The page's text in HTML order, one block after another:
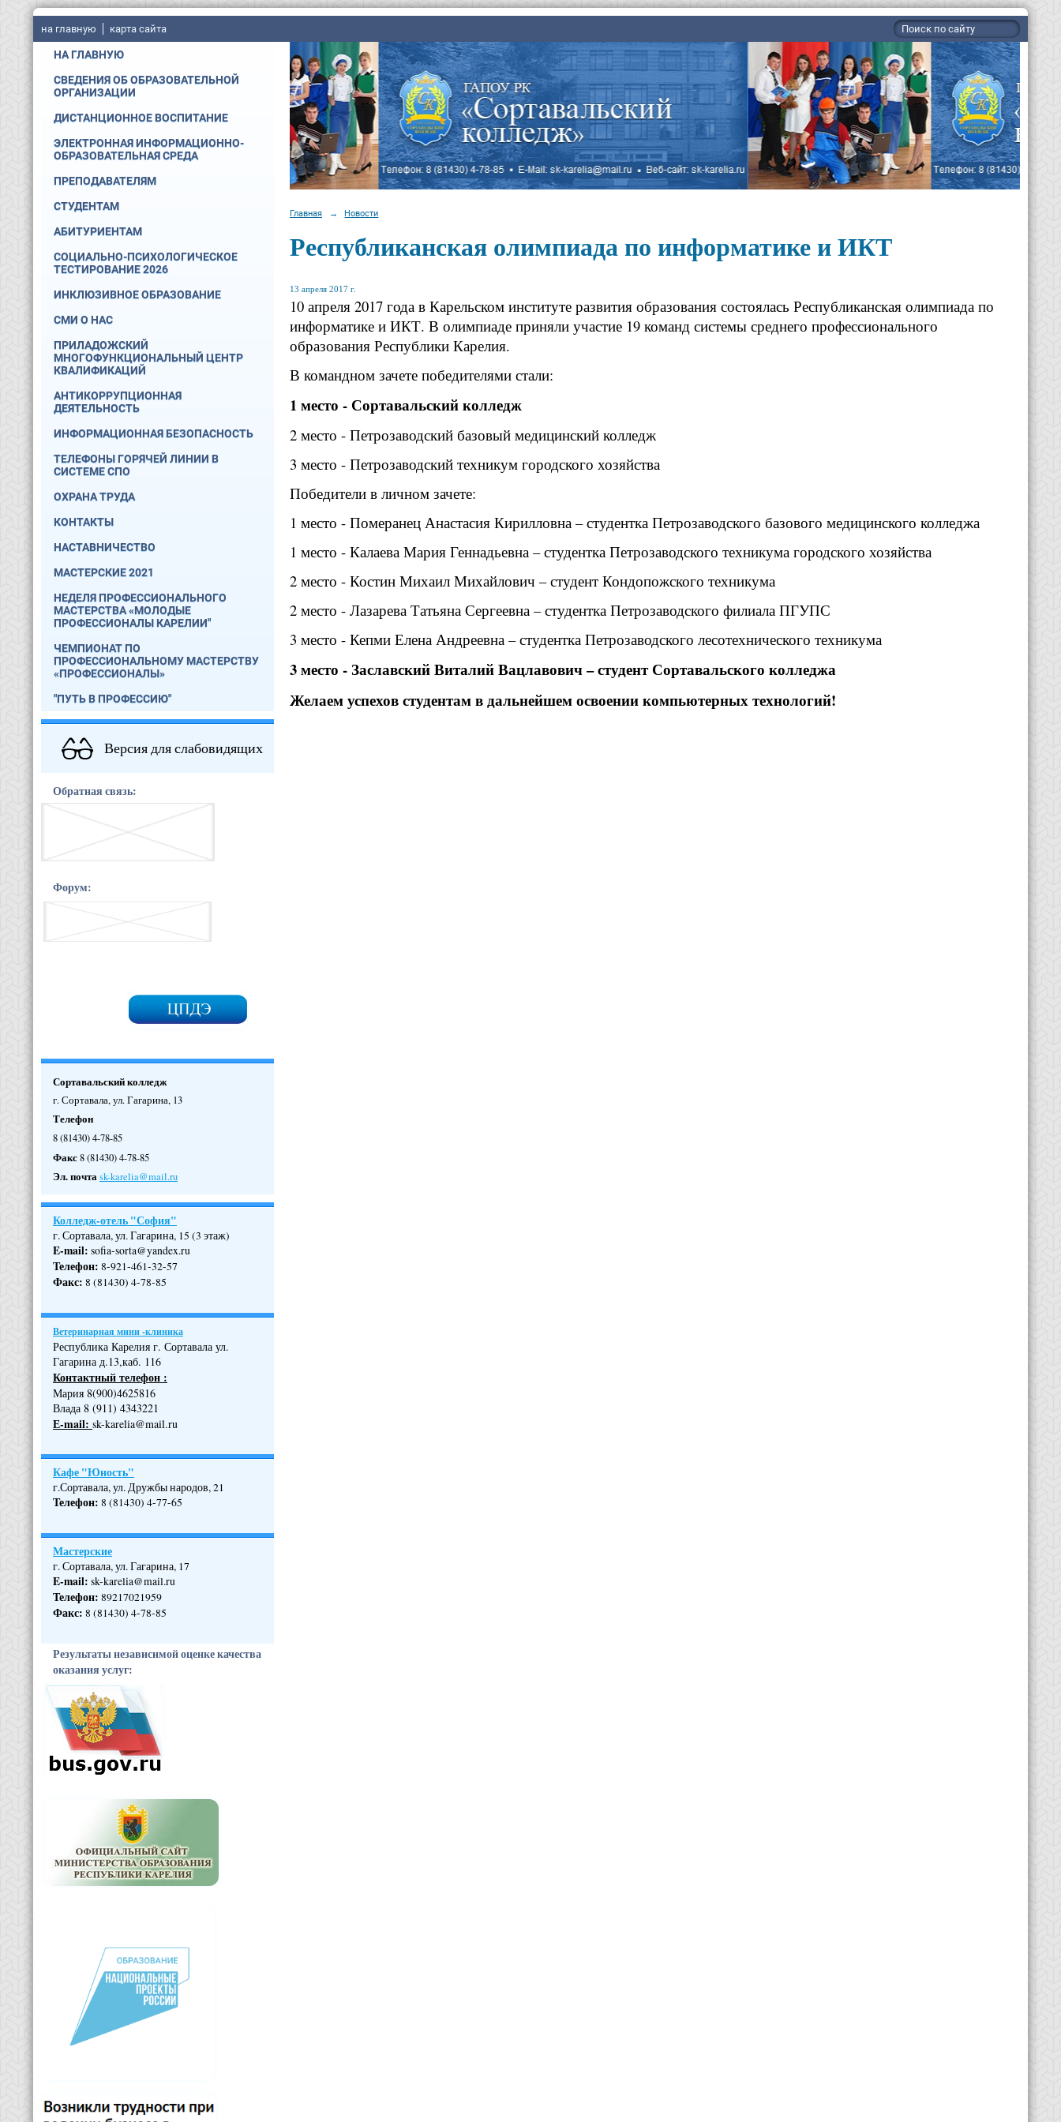
на главную карта сайта
НА ГЛАВНУЮ
СВЕДЕНИЯ ОБ ОБРАЗОВАТЕЛЬНОЙ
ОРГАНИЗАЦИИ
ДИСТАНЦИОННОЕ ВОСПИТАНИЕ
ЭЛЕКТРОННАЯ ИНФОРМАЦИОННО-
ОБРАЗОВАТЕЛЬНАЯ СРЕДА
ПРЕПОДАВАТЕЛЯМ
СТУДЕНТАМ
АБИТУРИЕНТАМ
СОЦИАЛЬНО-ПСИХОЛОГИЧЕСКОЕ
ТЕСТИРОВАНИЕ 2026
ИНКЛЮЗИВНОЕ ОБРАЗОВАНИЕ
СМИ О НАС
ПРИЛАДОЖСКИЙ
МНОГОФУНКЦИОНАЛЬНЫЙ ЦЕНТР
КВАЛИФИКАЦИЙ
АНТИКОРРУПЦИОННАЯ
ДЕЯТЕЛЬНОСТЬ
ИНФОРМАЦИОННАЯ БЕЗОПАСНОСТЬ
ТЕЛЕФОНЫ ГОРЯЧЕЙ ЛИНИИ В
СИСТЕМЕ СПО
ОХРАНА ТРУДА
КОНТАКТЫ
НАСТАВНИЧЕСТВО
МАСТЕРСКИЕ 2021
НЕДЕЛЯ ПРОФЕССИОНАЛЬНОГО
МАСТЕРСТВА «МОЛОДЫЕ
ПРОФЕССИОНАЛЫ КАРЕЛИИ"
ЧЕМПИОНАТ ПО
ПРОФЕССИОНАЛЬНОМУ МАСТЕРСТВУ
«ПРОФЕССИОНАЛЫ»
"ПУТЬ В ПРОФЕССИЮ"
Версия для слабовидящих
Обратная связь:
Форум:
Сортавальский колледж
г. Сортавала, ул. Гагарина, 13
Телефон
8 (81430) 4-78-85
Факс8 (81430) 4-78-85
Эл. почтаsk-karelia@mail.ru
Колледж-отель "София"
г. Сортавала, ул. Гагарина, 15 (3 этаж)
E-mail: sofia-sorta@yandex.ru
Телефон: 8-921-461-32-57
Факс: 8 (81430) 4-78-85
Ветеринарная мини -клиника
Республика Карелия г. Сортавала ул.
Гагарина д.13,каб. 116
Контактный телефон :
Мария 8(900)4625816
Влада 8 (911) 4343221
Е-mail: sk-karelia@mail.ru
Кафе "Юность"
г.Сортавала, ул. Дружбы народов, 21
Телефон: 8 (81430) 4-77-65
Мастерские
г. Сортавала, ул. Гагарина, 17
E-mail: sk-karelia@mail.ru
Телефон: 89217021959
Факс: 8 (81430) 4-78-85
Результаты независимой оценке качества
оказания услуг:
Главная → Новости
Республиканская олимпиада по информатике и ИКТ
13 апреля 2017 г.
10 апреля 2017 года в Карельском институте развития образования состоялась Республиканская олимпиада по
информатике и ИКТ. В олимпиаде приняли участие 19 команд системы среднего профессионального
образования Республики Карелия.
В командном зачете победителями стали:
1 место - Сортавальский колледж
2 место - Петрозаводский базовый медицинский колледж
3 место - Петрозаводский техникум городского хозяйства
Победители в личном зачете:
1 место - Померанец Анастасия Кирилловна – студентка Петрозаводского базового медицинского колледжа
1 место - Калаева Мария Геннадьевна – студентка Петрозаводского техникума городского хозяйства
2 место - Костин Михаил Михайлович – студент Кондопожского техникума
2 место - Лазарева Татьяна Сергеевна – студентка Петрозаводского филиала ПГУПС
3 место - Кепми Елена Андреевна – студентка Петрозаводского лесотехнического техникума
3 место - Заславский Виталий Вацлавович – студент Сортавальского колледжа
Желаем успехов студентам в дальнейшем освоении компьютерных технологий!